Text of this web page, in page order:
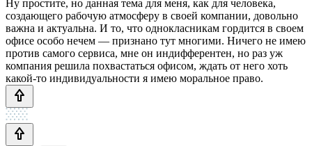
Ну простите, но данная тема для меня, как для человека,
создающего рабочую атмосферу в своей компании, довольно
важна и актуальна. И то, что однокласникам гордится в своем
офисе особо нечем — признано тут многими. Ничего не имею
против самого сервиса, мне он индифферентен, но раз уж
компания решила похвастаться офисом, ждать от него хоть
какой-то индивидуальности я имею моральное право.